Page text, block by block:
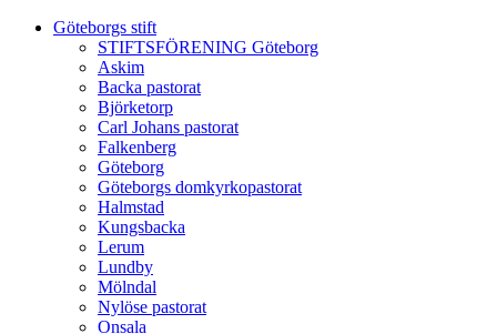
Göteborgs stift
STIFTSFÖRENING Göteborg
Askim
Backa pastorat
Björketorp
Carl Johans pastorat
Falkenberg
Göteborg
Göteborgs domkyrkopastorat
Halmstad
Kungsbacka
Lerum
Lundby
Mölndal
Nylöse pastorat
Onsala